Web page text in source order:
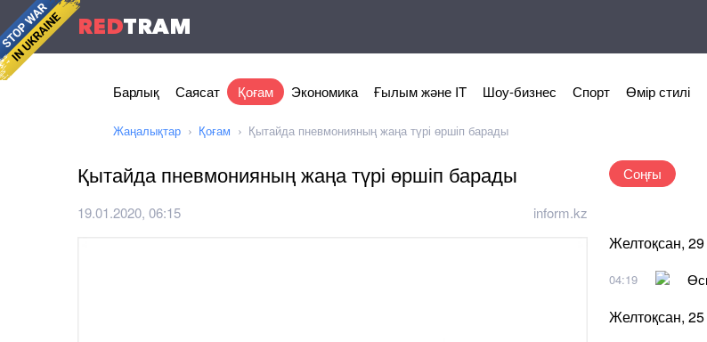
REDTRAM
Барлық Саясат Қоғам Экономика Ғылым және IT Шоу-бизнес Спорт Өмір стилі
Жаңалықтар Қоғам Қытайда пневмонияның жаңа түрі өршіп барады
Қытайда пневмонияның жаңа түрі өршіп барады
19.01.2020, 06:15 inform.kz
Соңғы
Желтоқсан, 29
04:19
Желтоқсан, 25